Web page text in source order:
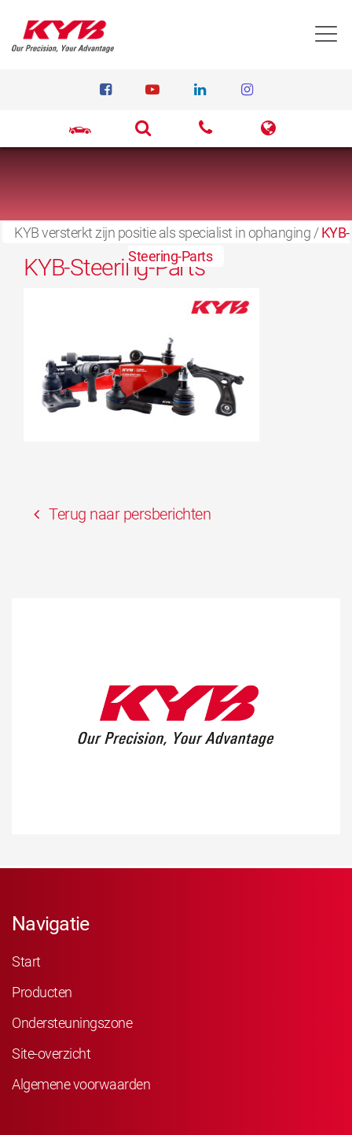
KYB versterkt zijn positie als specialist in ophanging /KYB-
Steering-Parts
8 juli 2024
KYB-Steering-Parts
Terug naar persberichten
Navigatie
Start
Producten
Ondersteuningszone
Site-overzicht
Algemene voorwaarden